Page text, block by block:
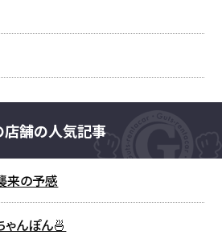
店舗の人気記事
来の予感
ゃんぽん🍜